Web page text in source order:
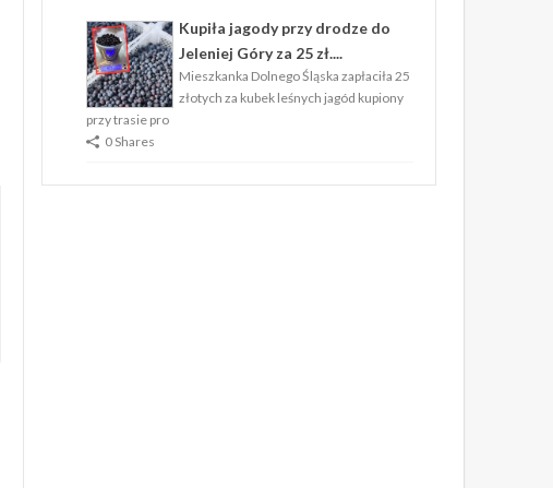
Kupiła jagody przy drodze do
Jeleniej Góry za 25 zł....
Mieszkanka Dolnego Śląska zapłaciła 25
złotych za kubek leśnych jagód kupiony
przy trasie pro
0 Shares